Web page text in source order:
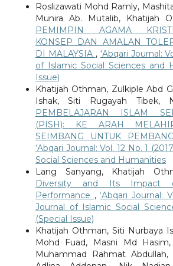
Roslizawati Mohd Ramly,
Munira Ab. Mutalib, Khatijah
PEMIMPIN AGAMA
KONSEP DAN AMALAN
DI MALAYSIA , ‘Abqari Journal:
of Islamic Social Sciences and
Issue)
Khatijah Othman, Zulkiple Abd
Ishak, Siti Rugayah Tibek,
PEMBELAJARAN ISLAM
(PISH): KE ARAH
SEIMBANG UNTUK
‘Abqari Journal: Vol. 12 No. 1
Social Sciences and Humanities
Lang Sanyang, Khatijah
Diversity and Its Impact
Performance ,‘Abqari Journal:
Journal of Islamic Social
(Special Issue)
Khatijah Othman, Siti Nurbaya
Mohd Fuad, Masni Md
Muhammad Rahmat